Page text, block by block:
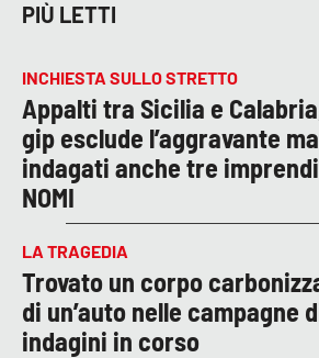
PIÙ LETTI
INCHIESTA SULLO STRETTO
Appalti tra Sicilia e
gip esclude l’aggravante
indagati anche tre
NOMI
LA TRAGEDIA
Trovato un corpo
di un’auto nelle campagne
indagini in corso